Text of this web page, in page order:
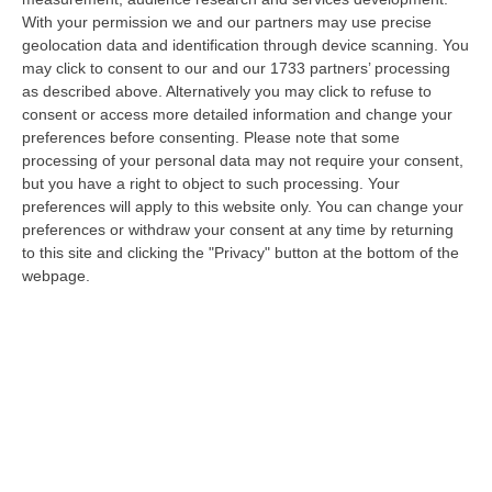
With your permission we and our partners may use precise
geolocation data and identification through device scanning. You
may click to consent to our and our 1733 partners’ processing
as described above. Alternatively you may click to refuse to
consent or access more detailed information and change your
preferences before consenting. Please note that some
processing of your personal data may not require your consent,
but you have a right to object to such processing. Your
preferences will apply to this website only. You can change your
preferences or withdraw your consent at any time by returning
to this site and clicking the "Privacy" button at the bottom of the
webpage.
Meteo, Ondata Di Caldo Estremo Fino A Ferragosto
“Nella giornata di oggi ancora temporali, in alcuni casi molto intensi, sui
rilievi di Alpi e Appennini, e in locale estensione fin verso le…
09 Agosto, 15:10
Razionalizzazione Della Spesa Sanitaria E Acquisti Sotto Controllo.
La Strategia “anti-Sprechi” Della Regione
“CATANZARO La razionalizzazione della spesa sanitaria passa dalla
centralizzazione degli acquisti. È una delle direttrici individuate dalla…
09 Agosto, 14:37